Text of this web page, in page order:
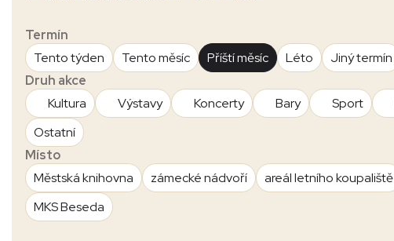
Termín
Tento týden
Tento měsíc Příští měsíc Léto
Jiný termín
Druh akce
Kultura
Výstavy Koncerty Bary Sport
Ostatní
Místo
Městská knihovna
zámecké nádvoří areál letního koupaliště
MKS Beseda